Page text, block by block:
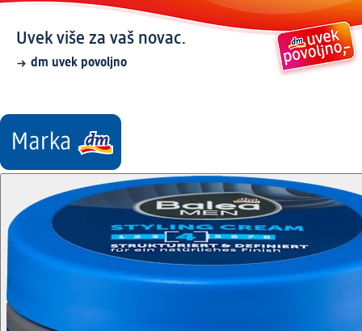
Uvek više za vaš novac.
dm uvek povoljno